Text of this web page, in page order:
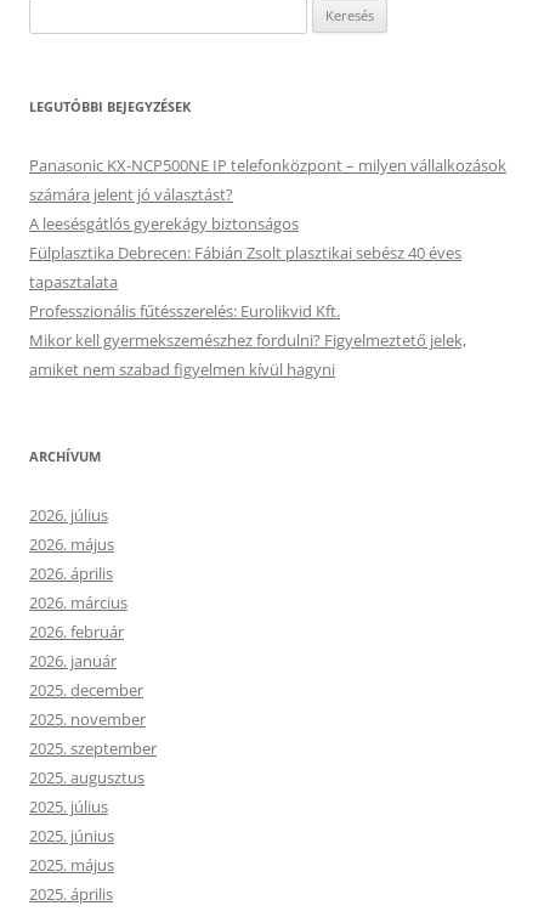
LEGUTÓBBI BEJEGYZÉSEK
Panasonic KX-NCP500NE IP telefonközpont – milyen vállalkozások
számára jelent jó választást?
A leesésgátlós gyerekágy biztonságos
Fülplasztika Debrecen: Fábián Zsolt plasztikai sebész 40 éves
tapasztalata
Professzionális fűtésszerelés: Eurolikvid Kft.
Mikor kell gyermekszemészhez fordulni? Figyelmeztető jelek,
amiket nem szabad figyelmen kívül hagyni
ARCHÍVUM
2026. július
2026. május
2026. április
2026. március
2026. február
2026. január
2025. december
2025. november
2025. szeptember
2025. augusztus
2025. július
2025. június
2025. május
2025. április